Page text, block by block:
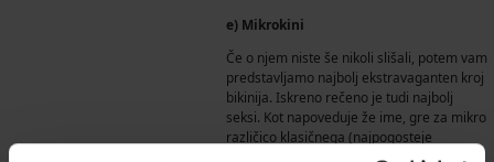
e) Mikrokini
Če o njem niste še nikoli slišali, potem vam
predstavljamo najbolj ekstravaganten kroj
bikinija. Iskreno rečeno je tudi najbolj
seksi. Kot napoveduje že ime, gre za mikro
različico klasičnega (najpogosteje
nepodprtega trikotnega) bikinija. Zakrivajo